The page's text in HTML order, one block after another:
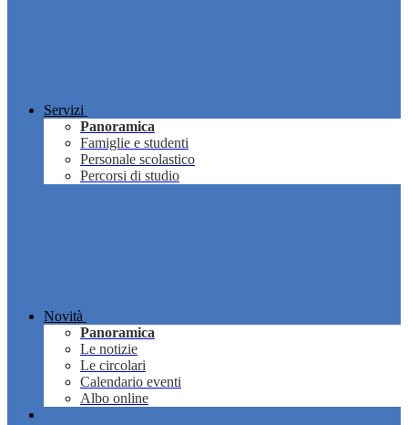
Servizi
Panoramica
Famiglie e studenti
Personale scolastico
Percorsi di studio
Novità
Panoramica
Le notizie
Le circolari
Calendario eventi
Albo online